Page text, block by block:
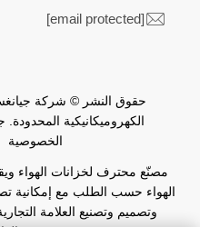
[email protected]
حقوق النشر © شركة
الكهروميكانيكية
الخصوصية
مصنّع محترف لخزانات الهواء